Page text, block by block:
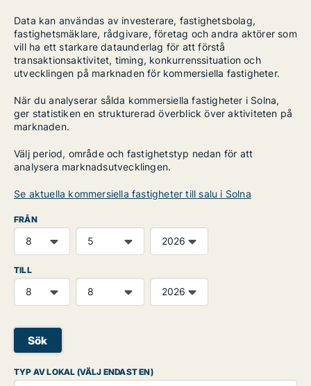
Data kan användas av investerare, fastighetsbolag,
fastighetsmäklare, rådgivare, företag och andra aktörer som
vill ha ett starkare dataunderlag för att förstå
transaktionsaktivitet, timing, konkurrenssituation och
utvecklingen på marknaden för kommersiella fastigheter.
När du analyserar sålda kommersiella fastigheter i Solna,
ger statistiken en strukturerad överblick över aktiviteten på
marknaden.
Välj period, område och fastighetstyp nedan för att
analysera marknadsutvecklingen.
Se aktuella kommersiella fastigheter till salu i Solna
FRÅN
TILL
Sök
TYP AV LOKAL (VÄLJ ENDAST EN)